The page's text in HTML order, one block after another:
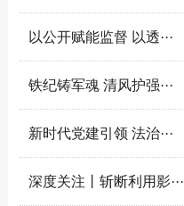
以公开赋能监督 以透···
铁纪铸军魂 清风护强···
新时代党建引领 法治···
深度关注丨斩断利用影···